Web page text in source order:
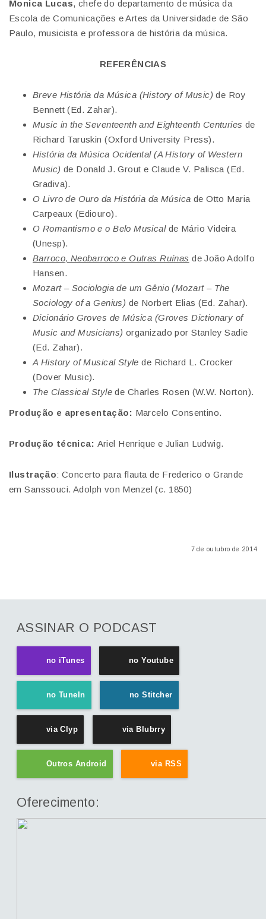
Monica Lucas, chefe do departamento de música da
Escola de Comunicações e Artes da Universidade de São
Paulo, musicista e professora de história da música.
REFERÊNCIAS
Breve História da Música (History of Music) de Roy
Bennett (Ed. Zahar).
Music in the Seventeenth and Eighteenth Centuries de
Richard Taruskin (Oxford University Press).
História da Música Ocidental (A History of Western
Music) de Donald J. Grout e Claude V. Palisca (Ed.
Gradiva).
O Livro de Ouro da História da Música de Otto Maria
Carpeaux (Ediouro).
O Romantismo e o Belo Musical de Mário Videira
(Unesp).
Barroco, Neobarroco e Outras Ruínas de João Adolfo
Hansen.
Mozart – Sociologia de um Gênio (Mozart – The
Sociology of a Genius) de Norbert Elias (Ed. Zahar).
Dicionário Groves de Música (Groves Dictionary of
Music and Musicians) organizado por Stanley Sadie
(Ed. Zahar).
A History of Musical Style de Richard L. Crocker
(Dover Music).
The Classical Stylede Charles Rosen (W.W. Norton).
Produção e apresentação: Marcelo Consentino.
Produção técnica: Ariel Henrique e Julian Ludwig.
Ilustração: Concerto para flauta de Frederico o Grande
em Sanssouci. Adolph von Menzel (c. 1850)
7 de outubro de 2014
ASSINAR O PODCAST
no iTunes no Youtube
no TuneIn no Stitcher
via Clyp via Blubrry
Outros Android via RSS
Oferecimento: